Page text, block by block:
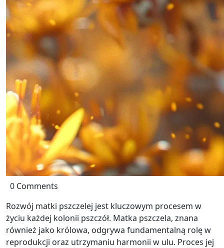
0 Comments
Rozwój matki pszczelej jest kluczowym procesem w
życiu każdej kolonii pszczół. Matka pszczela, znana
również jako królowa, odgrywa fundamentalną rolę w
reprodukcji oraz utrzymaniu harmonii w ulu. Proces jej